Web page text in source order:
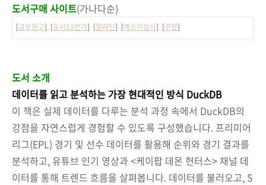
도서구매 사이트(가나다순)
[교보문고] [도서11번가] [알라딘] [예스이십사] [쿠팡]
도서 소개
데이터를 읽고 분석하는 가장 현대적인 방식 DuckDB
이 책은 실제 데이터를 다루는 분석 과정 속에서 DuckDB의
강점을 자연스럽게 경험할 수 있도록 구성했습니다. 프리미어
리그(EPL) 경기 및 선수 데이터를 활용해 순위와 경기 결과를
분석하고, 유튜브 인기 영상과 <케이팝 데몬 헌터스> 채널 데
이터를 통해 트렌드 흐름을 살펴봅니다. 데이터를 불러오고, S